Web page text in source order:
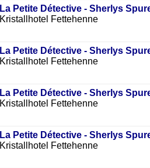
La Petite Détective - Sherlys
Kristallhotel Fettehenne
La Petite Détective - Sherlys
Kristallhotel Fettehenne
La Petite Détective - Sherlys
Kristallhotel Fettehenne
La Petite Détective - Sherlys
Kristallhotel Fettehenne